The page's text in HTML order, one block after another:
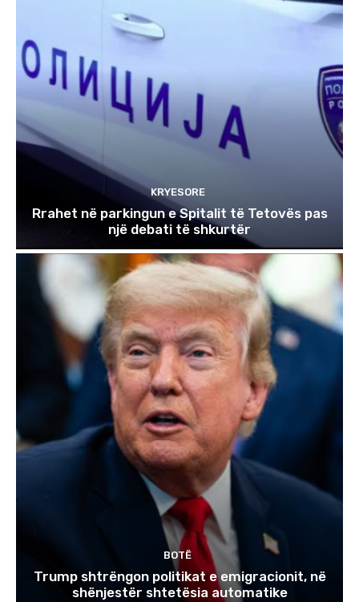
KRYESORE
Rrahet në parkingun e Spitalit të Tetovës pas
një debati të shkurtër
BOTË
Trump shtrëngon politikat e emigracionit, në
shënjestër shtetësia automatike